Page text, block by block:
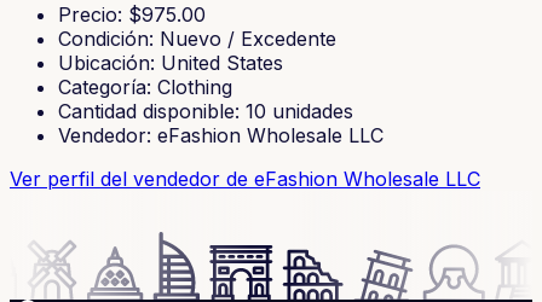
Precio: $975.00
Condición: Nuevo / Excedente
Ubicación: United States
Categoría: Clothing
Cantidad disponible: 10 unidades
Vendedor: eFashion Wholesale LLC
Ver perfil del vendedor de eFashion Wholesale LLC